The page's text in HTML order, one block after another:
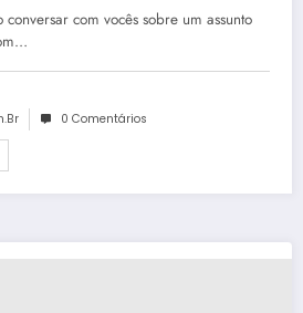
com vocês sobre um assunto
0 Comentários